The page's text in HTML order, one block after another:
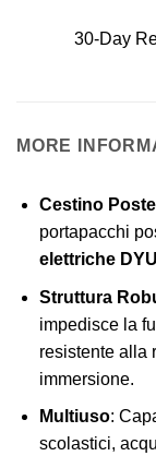
30-Day
MORE
Cestino
portapacchi
elettriche DYU
Struttura
impedisce la
resistente alla
immersione.
Multiuso:
scolastici,